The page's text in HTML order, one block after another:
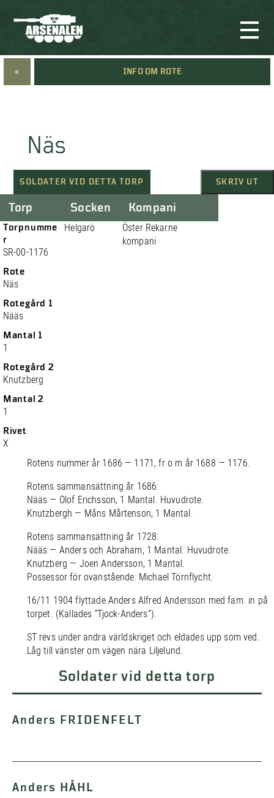
< INFO OM ROTE
Näs
SOLDATER VID DETTA TORP SKRIV UT
Torp
Torpnumme
r
SR-00-1176
Rote
Näs
Rotegård 1
Nääs
Mantal 1
1
Rotegård 2
Knutzberg
Mantal 2
1
Rivet
X
Socken
Helgarö
Kompani
Öster Rekarne
kompani
Rotens nummer år 1686 — 1171, fr o m år 1688 — 1176.
Rotens sammansättning år 1686:
Nääs — Olof Erichsson, 1 Mantal. Huvudrote.
Knutzbergh — Måns Mårtenson, 1 Mantal.
Rotens sammansättning år 1728:
Nääs — Anders och Abraham, 1 Mantal. Huvudrote.
Knutzberg — Joen Andersson, 1 Mantal.
Possessor för ovanstående: Michael Törnflycht.
16/11 1904 flyttade Anders Alfred Andersson med fam. in på
torpet. (Kallades “Tjock-Anders”).
ST revs under andra världskriget och eldades upp som ved.
Låg till vänster om vägen nära Liljelund.
Soldater vid detta torp
Anders FRIDENFELT
Anders HÅHL